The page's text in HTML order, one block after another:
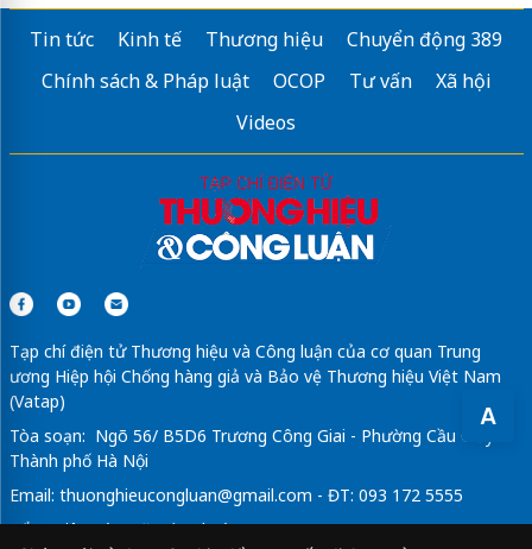
A
Tin tức Kinh tế Thương hiệu
Chuyển động 389
Chính sách & Pháp luật
OCOP Tư vấn
Xã hội
Videos
Tạp chí điện tử Thương hiệu và Công luận của cơ quan Trung
ương Hiệp hội Chống hàng giả và Bảo vệ Thương hiệu Việt Nam
(Vatap)
Tòa soạn: Ngõ 56/ B5D6 Trương Công Giai - Phường Cầu Giấy -
Thành phố Hà Nội
Email: thuonghieucongluan@gmail.com - ĐT: 093 172 5555
Tổng Biên Tập: Vũ Đức Thuận